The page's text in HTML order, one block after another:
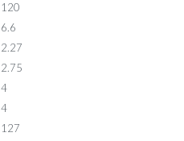
120
6.6
2.27
2.75
4
4
127